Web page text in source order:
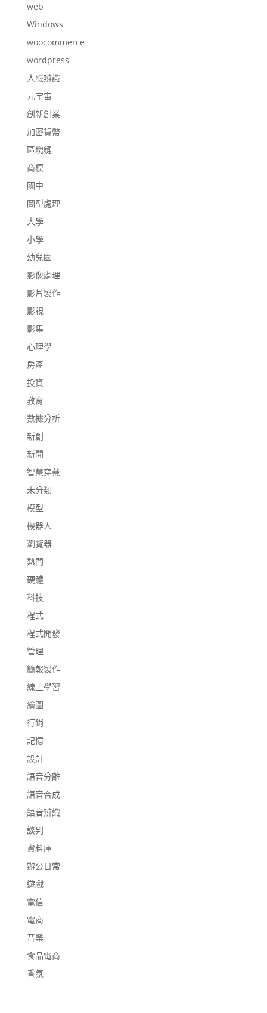
web
Windows
woocommerce
wordpress
人臉辨識
元宇宙
創新創業
加密貨幣
區塊鏈
商模
國中
圖型處理
大學
小學
幼兒園
影像處理
影片製作
影視
影集
心理學
房產
投資
教育
數據分析
新創
新聞
智慧穿戴
未分類
模型
機器人
瀏覽器
熱門
硬體
科技
程式
程式開發
管理
簡報製作
線上學習
繪圖
行銷
記憶
設計
語音分離
語音合成
語音辨識
談判
資料庫
辦公日常
遊戲
電信
電商
音樂
食品電商
香氛